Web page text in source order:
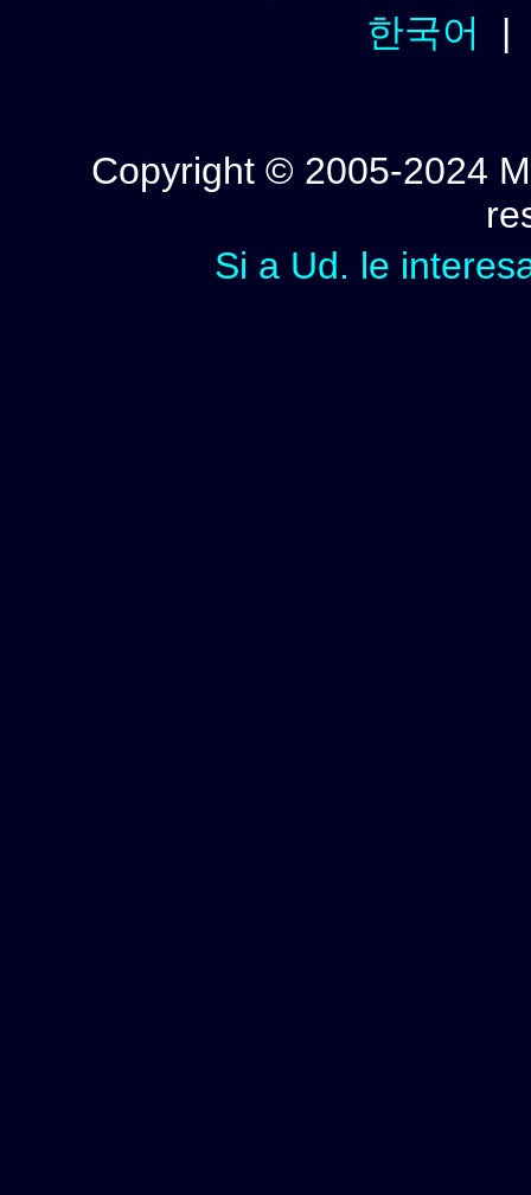
한국어
Copyright © 2005-2024
Si a Ud. le